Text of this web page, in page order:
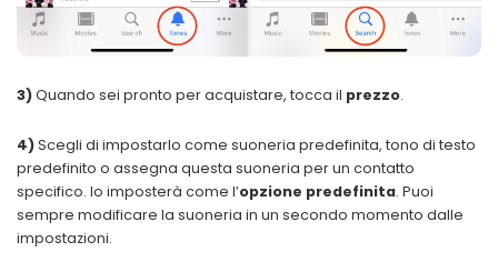
3)Quando sei pronto per acquistare, tocca il prezzo.
4)Scegli di impostarlo come suoneria predefinita, tono di testo
predefinito o assegna questa suoneria per un contatto
specifico. Io imposterà come l’opzione predefinita. Puoi
sempre modificare la suoneria in un secondo momento dalle
impostazioni.